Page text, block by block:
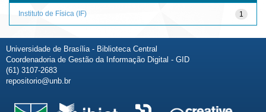
1
Instituto de Física (IF)
Universidade de Brasília - Biblioteca Central
Coordenadoria de Gestão da Informação Digital - GID
(61) 3107-2683
repositorio@unb.br